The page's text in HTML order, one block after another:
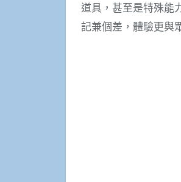
道具，甚至是特殊能
記兼個差，體驗更與